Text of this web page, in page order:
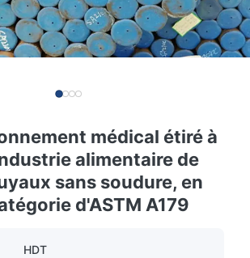
médical étiré à
alimentaire de
sans soudure, en
d'ASTM A179
HDT